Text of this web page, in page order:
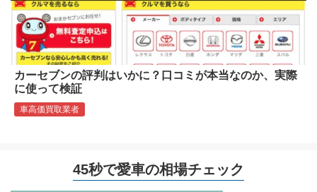
カーセブンの評判はいかに？口コミが本当なのか、実際
に使って検証
車高価買取業者
45秒で愛車の相場チェック